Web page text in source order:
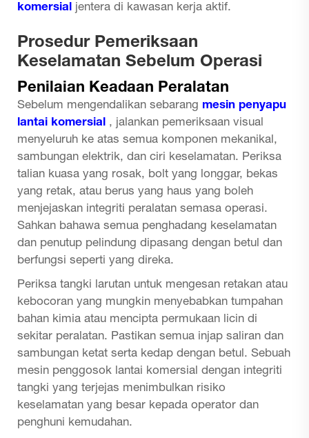
komersial jentera di kawasan kerja aktif.
Prosedur Pemeriksaan
Keselamatan Sebelum Operasi
Penilaian Keadaan Peralatan
Sebelum mengendalikan sebarang mesin penyapu
lantai komersial , jalankan pemeriksaan visual
menyeluruh ke atas semua komponen mekanikal,
sambungan elektrik, dan ciri keselamatan. Periksa
talian kuasa yang rosak, bolt yang longgar, bekas
yang retak, atau berus yang haus yang boleh
menjejaskan integriti peralatan semasa operasi.
Sahkan bahawa semua penghadang keselamatan
dan penutup pelindung dipasang dengan betul dan
berfungsi seperti yang direka.
Periksa tangki larutan untuk mengesan retakan atau
kebocoran yang mungkin menyebabkan tumpahan
bahan kimia atau mencipta permukaan licin di
sekitar peralatan. Pastikan semua injap saliran dan
sambungan ketat serta kedap dengan betul. Sebuah
mesin penggosok lantai komersial dengan integriti
tangki yang terjejas menimbulkan risiko
keselamatan yang besar kepada operator dan
penghuni kemudahan.